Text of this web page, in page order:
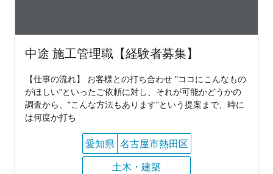
中途 施工管理職【経験者募集】
【仕事の流れ】 お客様との打ち合わせ “ココにこんなもの
がほしい”といったご依頼に対し、それが可能かどうかの
調査から、“こんな方法もあります”という提案まで、時に
は何度か打ち
愛知県 名古屋市熱田区
土木・建築